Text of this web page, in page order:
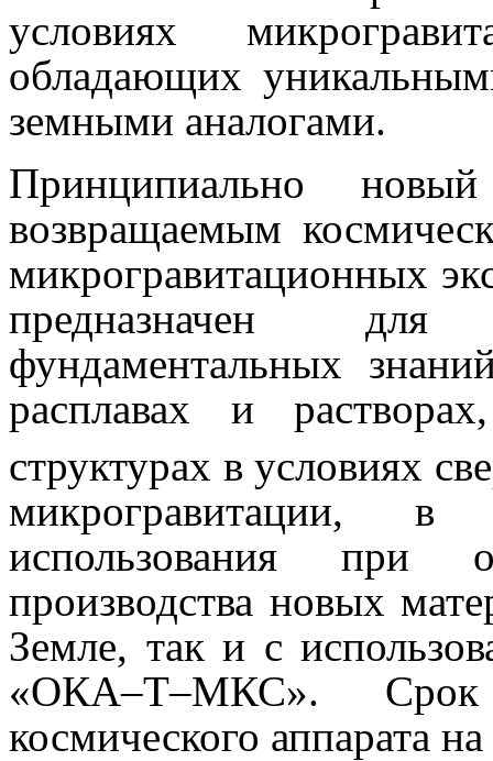
условиях
обладающих
земными аналогами.
Принципиально
возвращаемым
ми­крогравитационных
предназначен для
фундаментальных
расплавах и
структурах в условиях
микрогравитации,
использования при
производства новых
Земле, так и с
«ОКА–Т–МКС». Срок
космического аппарата